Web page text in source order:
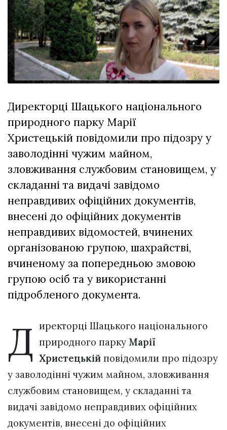
залишив у
Луцьку
три...
27 Липня 2026
715 переглядів
Всі розділи
Персона
Афіша
ZONE 18+
Директорці Шацького національного
природного парку Марії
Христецькій повідомили про підозру у
заволодінні чужим майном,
зловживання службовим становищем, у
складанні та видачі завідомо
неправдивих офіційних документів,
внесені до офіційних документів
неправдивих відомостей, вчинених
організованою групою, шахрайстві,
вчиненому за попередньою змовою
групою осіб та у використанні
підробленого документа.
Д иректорці Шацького національного
природного парку Марії
Христецькій повідомили про підозру
у заволодінні чужим майном, зловживання
службовим становищем, у складанні та
видачі завідомо неправдивих офіційних
документів, внесені до офіційних